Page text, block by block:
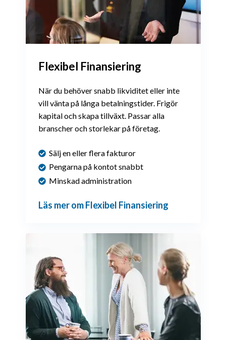
Flexibel Finansiering
Närdu behöver snabb likviditet eller inte
vill vänta på långa betalningstider. Frigör
kapital och skapa tillväxt. Passar alla
branscher och storlekar på företag.
Sälj en eller flera fakturor
Pengarna på kontot snabbt
Minskad administration
Läs mer om Flexibel Finansiering